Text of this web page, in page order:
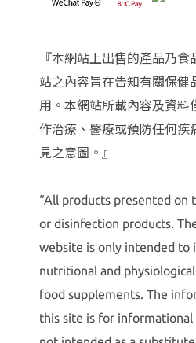
『本網站上出售的產品乃
站之內容旨在告知有關保健
用。本網站所載內容及資料
作治療、醫療或預防任何疾
見之意圖。』
“All products presented on
or disinfection products.
website is only intended to
nutritional and
food supplements. The
this site is for informational